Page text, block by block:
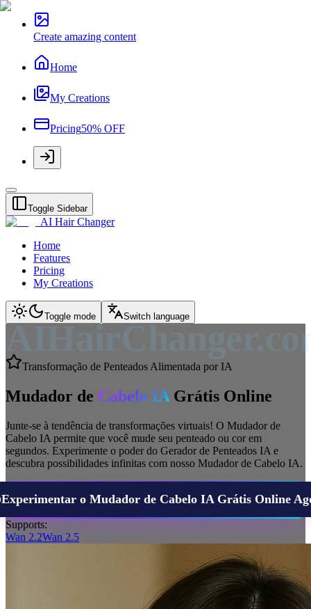
Create amazing content
Home
My Creations
Pricing50% OFF
Toggle Sidebar
AI Hair Changer
Home
Features
Pricing
My Creations
Toggle mode Switch language
Transformação de Penteados Alimentada por IA
Mudador de Cabelo IA Grátis Online
Junte-se à tendência de transformações virtuais! O Mudador de
Cabelo IA permite que você mude seu penteado ou cor em
segundos. Experimente o poder do Gerador de Penteados IA e
descubra possibilidades infinitas com nosso Mudador de Cabelo IA.
Experimentar o Mudador de Cabelo IA Grátis Online
Supports:
Wan 2.2Wan 2.5